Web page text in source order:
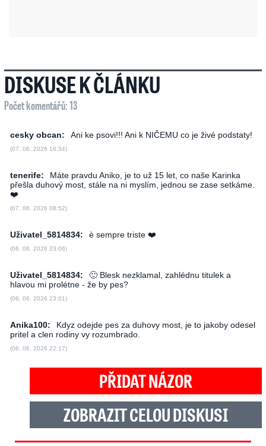
DISKUSE K ČLÁNKU
Počet komentářů: 13
cesky obcan: Ani ke psovi!!! Ani k NIČEMU co je živé podstaty!
(07. 06. 2026 16:34)
tenerife:
Máte pravdu Aniko, je to už 15 let, co naše Karinka
přešla duhový most, stále na ni myslím, jednou se zase setkáme.
❤️‍
(07. 06. 2026 08:52)
Uživatel_5814834: è sempre triste ❤️‍
(06. 06. 2026 23:06)
Uživatel_5814834:
🙂 Blesk nezklamal, zahlédnu titulek a
hlavou mi prolétne - že by pes?
(06. 06. 2026 23:01)
Anika100:
Kdyz odejde pes za duhovy most, je to jakoby odesel
pritel a clen rodiny vy rozumbrado.
(06. 06. 2026 22:17)
PŘIDAT NÁZOR
ZOBRAZIT CELOU DISKUSI